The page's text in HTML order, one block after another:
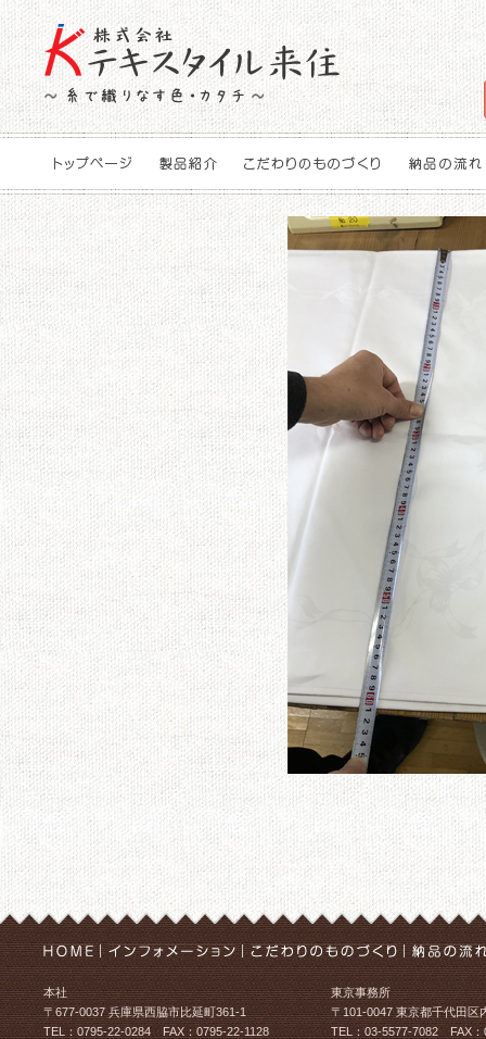
本社
〒677-0037 兵庫県西脇市比延町361-1
TEL：0795-22-0284 FAX：0795-22-1128
東京事務所
〒101-0047 東京都千代田区
TEL：03-5577-7082 FAX：